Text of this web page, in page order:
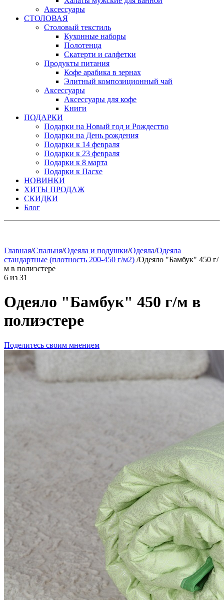
Аксессуары
СТОЛОВАЯ
Столовый текстиль
Кухонные наборы
Полотенца
Скатерти и салфетки
Продукты питания
Кофе арабика в зернах
Элитный композиционный чай
Аксессуары
Аксессуары для кофе
Книги
ПОДАРКИ
Подарки на Новый год и Рождество
Подарки на День рождения
Подарки к 14 февраля
Подарки к 23 февраля
Подарки к 8 марта
Подарки к Пасхе
НОВИНКИ
ХИТЫ ПРОДАЖ
СКИДКИ
Блог
Главная/Спальня/Одеяла и подушки/Одеяла/Одеяла
стандартные (плотность 200-450 г/м2) /Одеяло "Бамбук" 450 г/
м в полиэстере
6 из 31
Одеяло "Бамбук" 450 г/м в
полиэстере
Поделитесь своим мнением